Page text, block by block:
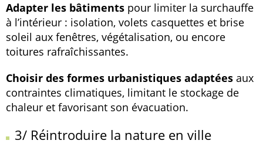
Adapter les bâtiments pour limiter la surchauffe
à l’intérieur : isolation, volets casquettes et brise
soleil aux fenêtres, végétalisation, ou encore
toitures rafraîchissantes.
Choisir des formes urbanistiques adaptées aux
contraintes climatiques, limitant le stockage de
chaleur et favorisant son évacuation.
3/ Réintroduire la nature en ville